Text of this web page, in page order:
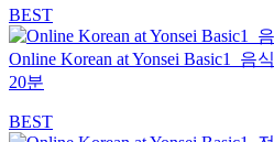
BEST
Online Korean at Yonsei Basic1_음식
20분
BEST